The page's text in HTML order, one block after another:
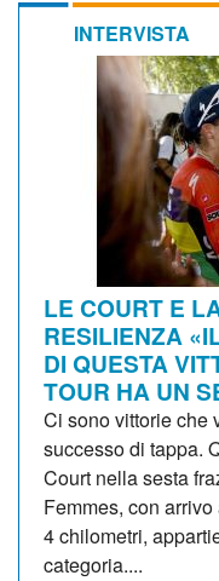
INTERVISTA
LE COURT E
RESILIENZA
DI QUESTA
TOUR HA UN
Ci sono vittorie che
successo di tappa.
Court nella sesta
Femmes, con
4 chilometri,
categoria....